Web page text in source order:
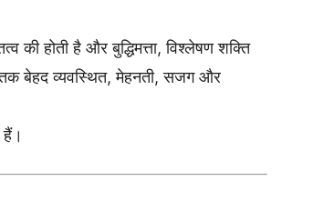
की होती है और बुद्धिमत्ता, विश्लेषण शक्ति
बेहद व्यवस्थित, मेहनती, सजग और